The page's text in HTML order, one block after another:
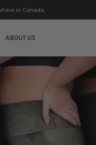
in Canada.
ABOUT US